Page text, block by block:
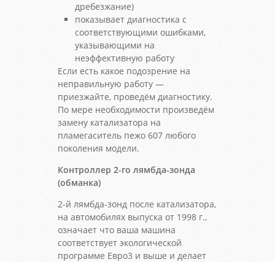
дребезжание)
показывает диагностика с
соответствующими ошибками,
указывающими на
неэффективную работу
Если есть какое подозрение на
неправильную работу —
приезжайте, проведём диагностику.
По мере необходимости произведём
замену катализатора на
пламегаситель пежо 607 любого
поколения модели.
Контроллер 2-го лямбда-зонда
(обманка)
2-й лямбда-зонд после катализатора,
на автомобилях выпуска от 1998 г.,
означает что ваша машина
соответствует экологической
программе Евро3 и выше и делает